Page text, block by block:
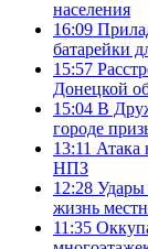
населения
16:09
батарейки
15:57
Донецкой
15:04 В
городе
13:11 Атака
НПЗ
12:28 Удары
жизнь
11:35